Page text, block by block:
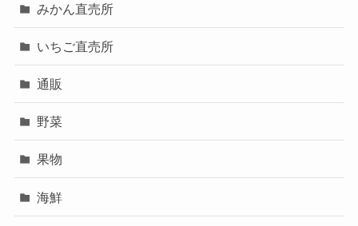
みかん直売所
いちご直売所
通販
野菜
果物
海鮮